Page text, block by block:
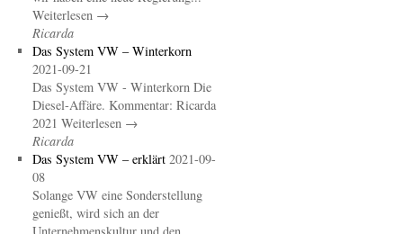
Weiterlesen →
Ricarda
Das System VW – Winterkorn
2021-09-21
Das System VW - Winterkorn Die
Diesel-Affäre. Kommentar: Ricarda
2021 Weiterlesen →
Ricarda
Das System VW – erklärt 2021-09-
08
Solange VW eine Sonderstellung
genießt, wird sich an der